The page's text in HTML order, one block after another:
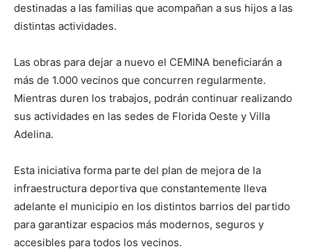
destinadas a las familias que acompañan a sus hijos a las
distintas actividades.
Las obras para dejar a nuevo el CEMINA beneficiarán a
más de 1.000 vecinos que concurren regularmente.
Mientras duren los trabajos, podrán continuar realizando
sus actividades en las sedes de Florida Oeste y Villa
Adelina.
Esta iniciativa forma parte del plan de mejora de la
infraestructura deportiva que constantemente lleva
adelante el municipio en los distintos barrios del partido
para garantizar espacios más modernos, seguros y
accesibles para todos los vecinos.